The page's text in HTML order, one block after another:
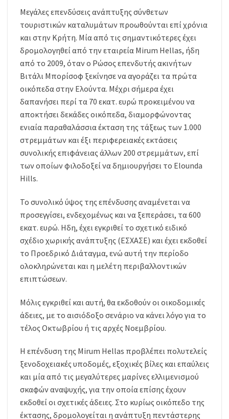
Μεγάλες επενδύσεις ανάπτυξης σύνθετων
τουριστικών καταλυμάτων προωθούνται επί χρόνια
και στην Κρήτη. Μία από τις σημαντικότερες έχει
δρομολογηθεί από την εταιρεία Mirum Hellas, ήδη
από το 2009, όταν ο Ρώσος επενδυτής ακινήτων
Βιτάλι Μπορίσοφ ξεκίνησε να αγοράζει τα πρώτα
οικόπεδα στην Ελούντα. Μέχρι σήμερα έχει
δαπανήσει περί τα 70 εκατ. ευρώ προκειμένου να
αποκτήσει δεκάδες οικόπεδα, διαμορφώνοντας
ενιαία παραθαλάσσια έκταση της τάξεως των 1.000
στρεμμάτων και έξι περιφερειακές εκτάσεις
συνολικής επιφάνειας άλλων 200 στρεμμάτων, επί
των οποίων φιλοδοξεί να δημιουργήσει το Elounda
Hills.
Το συνολικό ύψος της επένδυσης αναμένεται να
προσεγγίσει, ενδεχομένως και να ξεπεράσει, τα 600
εκατ. ευρώ. Ηδη, έχει εγκριθεί το σχετικό ειδικό
σχέδιο χωρικής ανάπτυξης (ΕΣΧΑΣΕ) και έχει εκδοθεί
το Προεδρικό Διάταγμα, ενώ αυτή την περίοδο
ολοκληρώνεται και η μελέτη περιβαλλοντικών
επιπτώσεων.
Μόλις εγκριθεί και αυτή, θα εκδοθούν οι οικοδομικές
άδειες, με το αισιόδοξο σενάριο να κάνει λόγο για το
τέλος Οκτωβρίου ή τις αρχές Νοεμβρίου.
Η επένδυση της Mirum Hellas προβλέπει πολυτελείς
ξενοδοχειακές υποδομές, εξοχικές βίλες και επαύλεις
και μία από τις μεγαλύτερες μαρίνες ελλιμενισμού
σκαφών αναψυχής, για την οποία επίσης έχουν
εκδοθεί οι σχετικές άδειες. Στο κυρίως οικόπεδο της
έκτασης, δρομολογείται η ανάπτυξη πεντάστερης